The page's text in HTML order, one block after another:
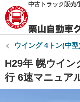
中古トラック販売/
ウイング 4トン(中型
H29年 幌ウイン
行 6速マニュア